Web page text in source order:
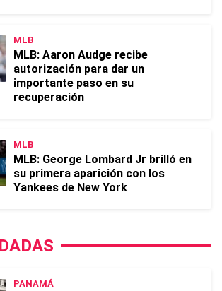
MLB
MLB: Aaron Audge recibe
autorización para dar un
importante paso en su
recuperación
MLB
MLB: George Lombard Jr brilló en
su primera aparición con los
Yankees de New York
PANAMÁ